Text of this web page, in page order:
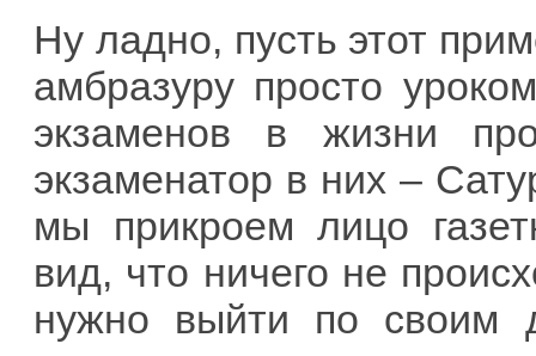
Ну ладно, пусть этот
амбразуру просто
экзаменов в жизни
экзаменатор в них –
мы прикроем лицо
вид, что ничего не
нужно выйти по своим